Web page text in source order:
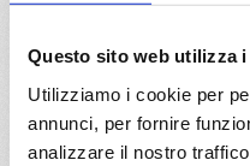
Questo sito web utilizza
Utilizziamo i cookie per
annunci, per fornire
analizzare il nostro
crociera porta vantaggi
disponibilità
Visita il portale per trovare